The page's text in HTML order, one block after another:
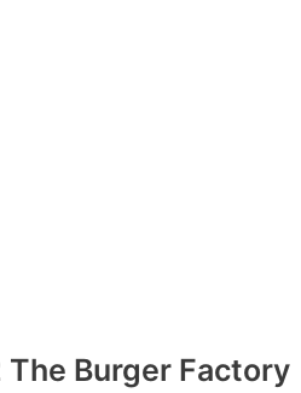
Burger Factory